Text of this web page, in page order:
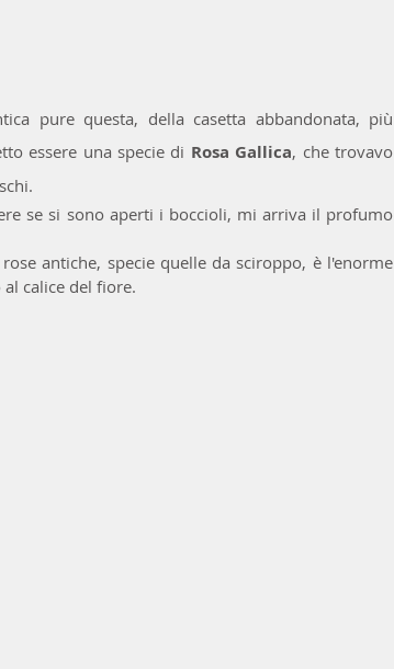
pure questa, della casetta abbandonata, più
essere una specie di Rosa Gallica, che trovavo
se si sono aperti i boccioli, mi arriva il profumo
antiche, specie quelle da sciroppo, è l'enorme
calice del fiore.